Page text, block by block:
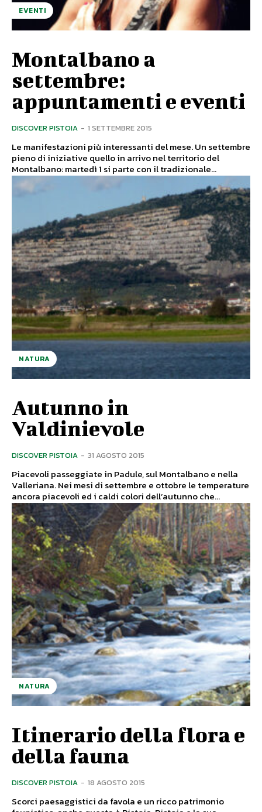
EVENTI
Montalbano a
settembre:
appuntamenti e eventi
DISCOVER PISTOIA - 1 SETTEMBRE 2015
Le manifestazioni più interessanti del mese. Un settembre
pieno di iniziative quello in arrivo nel territorio del
Montalbano: martedì 1 si parte con il tradizionale...
NATURA
Autunno in
Valdinievole
DISCOVER PISTOIA - 31 AGOSTO 2015
Piacevoli passeggiate in Padule, sul Montalbano e nella
Valleriana. Nei mesi di settembre e ottobre le temperature
ancora piacevoli ed i caldi colori dell’autunno che...
NATURA
Itinerario della flora e
della fauna
DISCOVER PISTOIA - 18 AGOSTO 2015
Scorci paesaggistici da favola e un ricco patrimonio